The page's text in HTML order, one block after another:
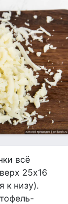
всё
25х16
к низу).